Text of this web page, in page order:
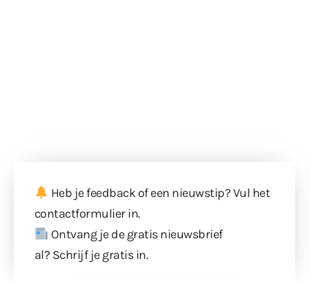
Heb je feedback of een nieuwstip? Vul het
contactformulierin.
Ontvang je de gratis nieuwsbrief
al? Schrijf je gratis in.